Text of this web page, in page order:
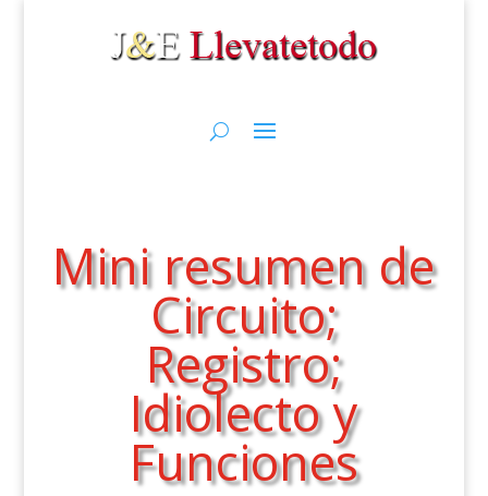
Mini resumen de
Circuito;
Registro;
Idiolecto y
Funciones